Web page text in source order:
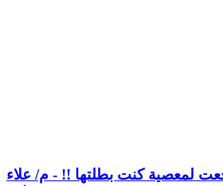
لمعصية كنت بطلتها !! - م/ علاء